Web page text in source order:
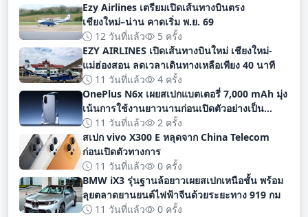
Ezy Airlines เตรียมเปิดเส้นทางบินตรง
เชียงใหม่–น่าน คาดเริ่ม พ.ย. 69
12 วันที่แล้ว
5 ครั้ง
EZY AIRLINES เปิดเส้นทางบินใหม่ เชียงใหม่-
แม่ฮ่องสอน ลดเวลาเดินทางเหลือเพียง 40 นาที
11 วันที่แล้ว
4 ครั้ง
OnePlus N6x เผยสเปกแบตเตอรี่ 7,000 mAh มุ่ง
เน้นการใช้งานยาวนานก่อนเปิดตัวอย่างเป็น
ทางการ
11 วันที่แล้ว
2 ครั้ง
สเปก vivo X300 E หลุดจาก China Telecom
ก่อนเปิดตัวทางการ
11 วันที่แล้ว
0 ครั้ง
BMW iX3 รุ่นฐานล้อยาวเผยสเปกเหนือชั้น พร้อม
ลุยตลาดยานยนต์ไฟฟ้าจีนด้วยระยะทาง 919 กม
11 วันที่แล้ว
0 ครั้ง